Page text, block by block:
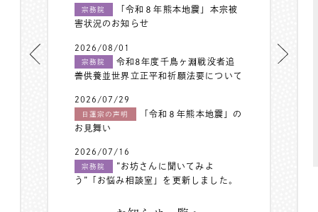
宗務院
「令和８年熊本地震」本宗被
害状況のお知らせ
2026/08/01
宗務院
令和8年度千鳥ヶ淵戦没者追
善供養並世界立正平和祈願法要について
2026/07/29
日蓮宗の声明
「令和８年熊本地震」の
お見舞い
2026/07/16
宗務院
”お坊さんに聞いてみよ
う”「お悩み相談室」を更新しました。